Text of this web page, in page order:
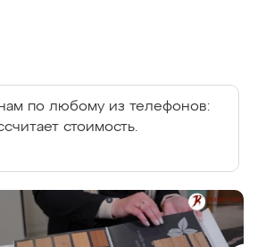
по любому из телефонов:
стоимость.